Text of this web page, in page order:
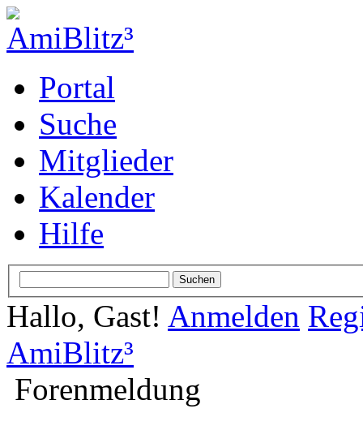
Portal
Suche
Mitglieder
Kalender
Hilfe
Hallo, Gast! Anmelden
AmiBlitz³
Forenmeldung